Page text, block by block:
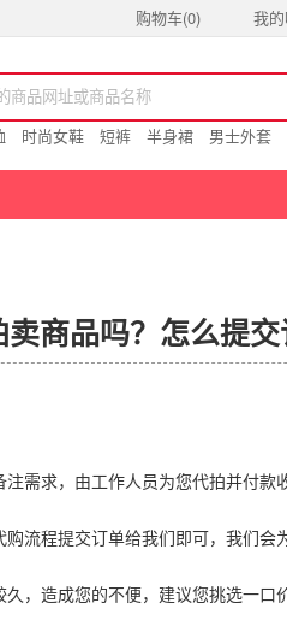
购物车(0) 我
时尚女鞋 短裤 半身裙 男士外套
商品吗？怎么提交
需求，由工作人员为您代拍并付款
流程提交订单给我们即可，我们会
，造成您的不便，建议您挑选一口